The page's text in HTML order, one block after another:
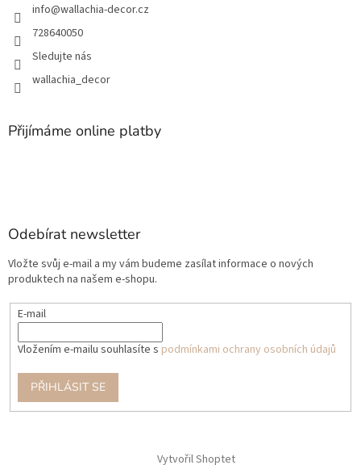
info@wallachia-decor.cz
728640050
Sledujte nás
wallachia_decor
Přijímáme online platby
Odebírat newsletter
Vložte svůj e-mail a my vám budeme zasílat informace o nových
produktech na našem e-shopu.
E-mail
Vložením e-mailu souhlasíte s podmínkami ochrany osobních údajů
PŘIHLÁSIT SE
Vytvořil Shoptet